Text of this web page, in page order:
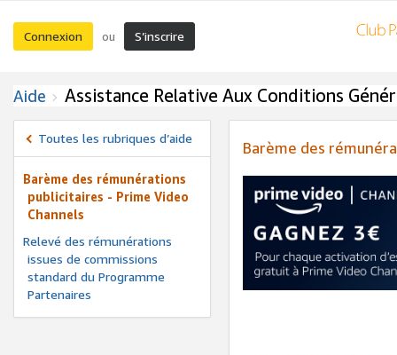
Connexion ou S’inscrire
Aide Assistance Relative Aux Conditions
Toutes les rubriques d’aide
Barème des rémunérations
publicitaires - Prime Video
Channels
Relevé des rémunérations
issues de commissions
standard du Programme
Partenaires
Barème des